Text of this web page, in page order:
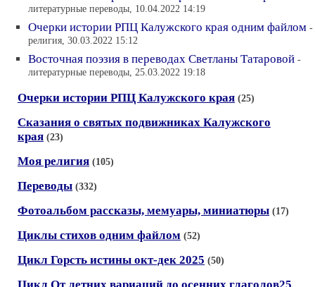
литературные переводы, 10.04.2022 14:19
Очерки истории РПЦ Калужского края одним файлом -
религия, 30.03.2022 15:12
Восточная поэзия в переводах Светланы Татаровой -
литературные переводы, 25.03.2022 19:18
Очерки истории РПЦ Калужского края (25)
Сказания о святых подвижниках Калужского
края (23)
Моя религия (105)
Переводы (332)
Фотоальбом рассказы, мемуары, миниатюры (17)
Циклы стихов одним файлом (52)
Цикл Горсть истины окт-дек 2025 (50)